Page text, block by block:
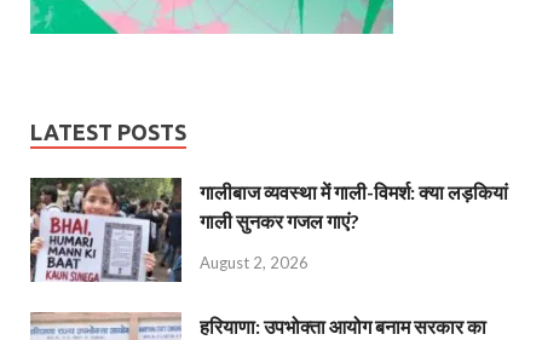
LATEST POSTS
गालीबाज व्‍यवस्‍था में गाली-विमर्श: क्या लड़कियां
गाली सुनकर गजल गाएं?
August 2, 2026
हरियाणा: उपभोक्ता आयोग बनाम सरकार का